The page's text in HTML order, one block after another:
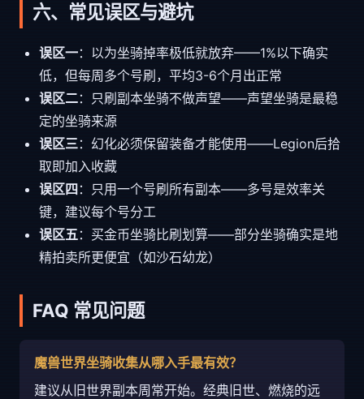
六、常见误区与避坑
误区一：以为坐骑掉率极低就放弃——1%以下确实
低，但每周多个号刷，平均3-6个月出正常
误区二：只刷副本坐骑不做声望——声望坐骑是最稳
定的坐骑来源
误区三：幻化必须保留装备才能使用——Legion后拾
取即加入收藏
误区四 ：只用一个号刷所有副本——多号是效率关
键，建议每个号分工
误区五：买金币坐骑比刷划算——部分坐骑确实是地
精拍卖所更便宜（如沙石幼龙）
FAQ 常见问题
魔兽世界坐骑收集从哪入手最有效？
建议从旧世界副本周常开始。经典旧世、燃烧的远